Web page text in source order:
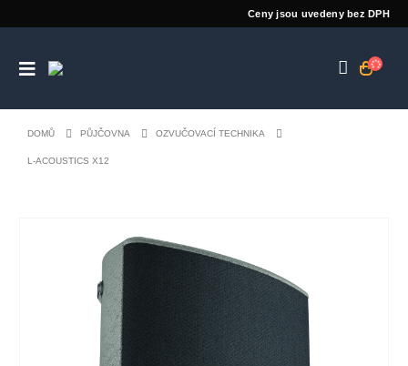
Ceny jsou uvedeny bez DPH
DOMŮ PŮJČOVNA OZVUČOVACÍ TECHNIKA
L-ACOUSTICS X12